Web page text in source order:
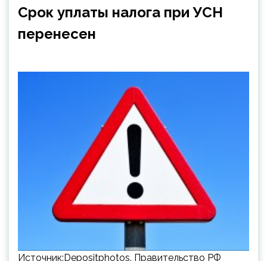
Срок уплаты налога при УСН
перенесен
Источник:Depositphotos. Правительство РФ